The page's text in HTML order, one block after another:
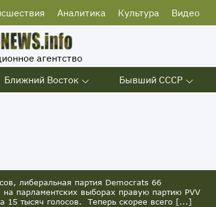
Аналитика Культура Видео
агентство
Ближний Восток Бывший СССР
либеральная партия Democrats 66
парламентских выборах правую партию PVV
15 тысяч голосов. Теперь скорее всего [...]